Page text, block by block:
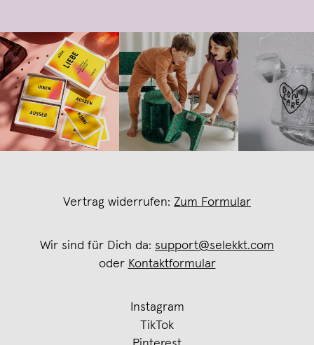
Vertrag widerrufen: Zum Formular
Wir sind für Dich da: support@selekkt.com
oder Kontaktformular
Instagram
TikTok